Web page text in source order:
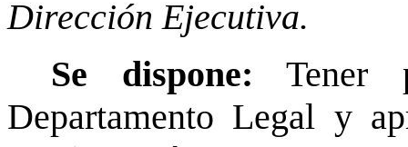
Dirección Ejecutiva.
Se dispone: Tener
Departamento Legal y